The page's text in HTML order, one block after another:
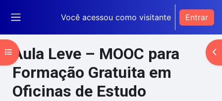
Você acessou como visitante Entrar
Aula Leve – MOOC para
Formação Gratuita em
Oficinas de Estudo
Abrir índice do curso